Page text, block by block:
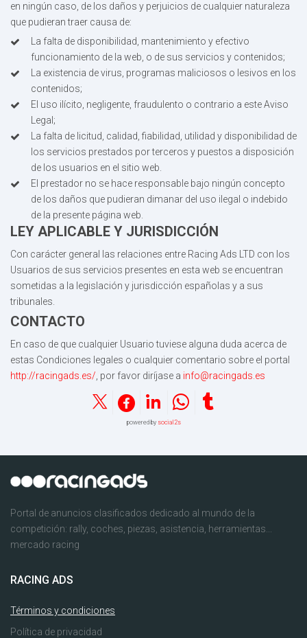
en ningún caso, de los daños y perjuicios de cualquier naturaleza
que pudieran traer causa de:
La falta de disponibilidad, mantenimiento y efectivo
funcionamiento de la web, o de sus servicios y contenidos;
La existencia de virus, programas maliciosos o lesivos en los
contenidos;
El uso ilícito, negligente, fraudulento o contrario a este Aviso
Legal;
La falta de licitud, calidad, fiabilidad, utilidad y disponibilidad de
los servicios prestados por terceros y puestos a disposición
de los usuarios en el sitio web.
El prestador no se hace responsable bajo ningún concepto
de los daños que pudieran dimanar del uso ilegal o indebido
de la presente página web.
LEY APLICABLE Y JURISDICCIÓN
Con carácter general las relaciones entre Racing Ads LTD con los
Usuarios de sus servicios presentes en esta web se encuentran
sometidas a la legislación y jurisdicción españolas y a sus
tribunales.
CONTACTO
En caso de que cualquier Usuario tuviese alguna duda acerca de
estas Condiciones legales o cualquier comentario sobre el portal
http://racingads.es/ , por favor diríjase a info@racingads.es
powered by social2s
Portal de anuncios clasificados dedicado al mundo de la
competición: rally, coches, piezas, asistencia, herramientas...
mercado racing
RACING ADS
Términos y condiciones
Política de privacidad